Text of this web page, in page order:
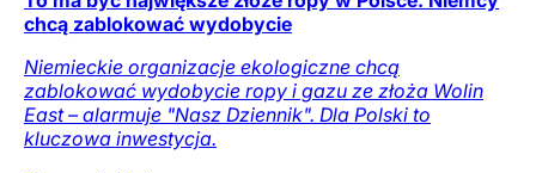
chcą zablokować wydobycie
Niemieckie organizacje ekologiczne chcą
zablokować wydobycie ropy i gazu ze złoża Wolin
East – alarmuje "Nasz Dziennik". Dla Polski to
kluczowa inwestycja.